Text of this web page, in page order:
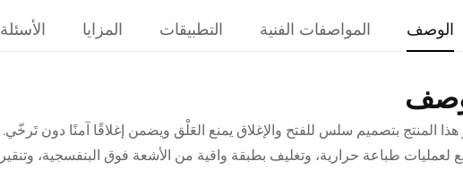
الوصف المواصفات الفنية التطبيقات المزايا
هذا المنتج بتصميم سلس للفتح والإغلاق يمنع العَلْق ويضمن إغلاقًا آمنًا دون
طباعة حرارية، وتغليف بطبقة واقية من الأشعة فوق البنفسجية، وتنقير